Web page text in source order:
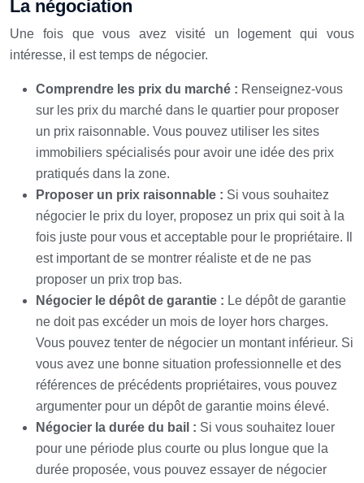
La négociation
Une fois que vous avez visité un logement qui vous
intéresse, il est temps de négocier.
Comprendre les prix du marché : Renseignez-vous
sur les prix du marché dans le quartier pour proposer
un prix raisonnable. Vous pouvez utiliser les sites
immobiliers spécialisés pour avoir une idée des prix
pratiqués dans la zone.
Proposer un prix raisonnable : Si vous souhaitez
négocier le prix du loyer, proposez un prix qui soit à la
fois juste pour vous et acceptable pour le propriétaire. Il
est important de se montrer réaliste et de ne pas
proposer un prix trop bas.
Négocier le dépôt de garantie : Le dépôt de garantie
ne doit pas excéder un mois de loyer hors charges.
Vous pouvez tenter de négocier un montant inférieur. Si
vous avez une bonne situation professionnelle et des
références de précédents propriétaires, vous pouvez
argumenter pour un dépôt de garantie moins élevé.
Négocier la durée du bail : Si vous souhaitez louer
pour une période plus courte ou plus longue que la
durée proposée, vous pouvez essayer de négocier